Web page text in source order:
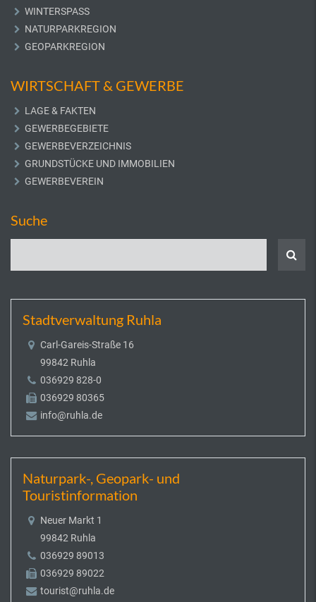
WINTERSPASS
NATURPARKREGION
GEOPARKREGION
WIRTSCHAFT & GEWERBE
LAGE & FAKTEN
GEWERBEGEBIETE
GEWERBEVERZEICHNIS
GRUNDSTÜCKE UND IMMOBILIEN
GEWERBEVEREIN
Suche
Stadtverwaltung Ruhla
Carl-Gareis-Straße 16
99842 Ruhla
036929 828-0
036929 80365
info@ruhla.de
Naturpark-, Geopark- und
Touristinformation
Neuer Markt 1
99842 Ruhla
036929 89013
036929 89022
tourist@ruhla.de